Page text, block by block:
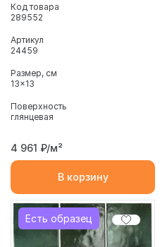
Код товара
289552
Артикул
24459
Размер, см
13x13
Поверхность
глянцевая
4 961 ₽/м²
В корзину
Есть образец